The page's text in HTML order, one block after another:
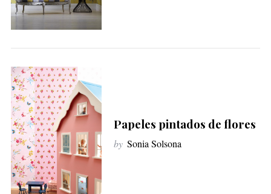
Papeles pintados de flores
by Sonia Solsona